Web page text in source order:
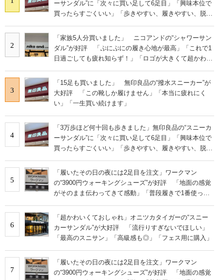
ーサンダル”に「次々に買い足して6足目」「興味本位で
買ったらすごくいい」「歩きやすい、履きやすい、脱ぎ
2
「家族5人分買いました」 ニコアンドの“シャワーサン
ダル”が好評 「ぷにぷにの履き心地が最高」「これで1
日過ごしても疲れ知らず！」「ロゴが大きくて超かわい
3
「15足も買いました」 無印良品の“撥水スニーカー”が
大好評 「この靴しか履けません」「本当に疲れにく
い」「一生買い続けます」
4
「3万歩ほど何十回も歩きました」無印良品の“スニーカ
ーサンダル”に「次々に買い足して6足目」「興味本位で
買ったらすごくいい」「歩きやすい、履きやすい、脱ぎ
5
「履いたその日の夜には2足目を注文」ワークマン
の“3900円ウォーキングシューズ”が好評 「地面の感覚
がそのまま伝わってきて感動」「普段履きで1番使って
6
「超かわいくておしゃれ」オニツカタイガーの“スニー
カーサンダル”が大好評 「流行りすぎないでほしい」
「最高のスニサン」「高級感も◎」「フェス用に購入」
7
「履いたその日の夜には2足目を注文」ワークマン
の“3900円ウォーキングシューズ”が好評 「地面の感覚